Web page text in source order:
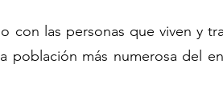
con las personas que viven y
población más numerosa del